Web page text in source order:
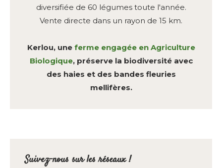
diversifiée de 60 légumes toute l'année.
Vente directe dans un rayon de 15 km.
Kerlou, une ferme engagée en Agriculture
Biologique, préserve la biodiversité avec
des haies et des bandes fleuries
mellifères.
Suivez-nous sur les réseaux !